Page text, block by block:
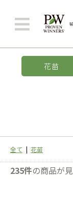
花苗
全て | 花苗
235件の商品が